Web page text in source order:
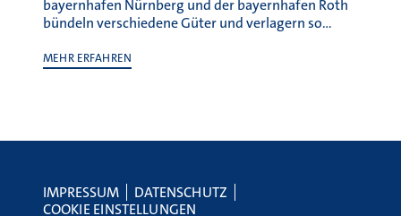
IMPRESSUM
DATENSCHUTZ
COOKIE EINSTELLUNGEN